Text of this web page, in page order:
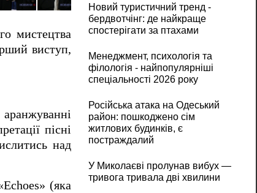
мистецтва
виступ,
пісні
над
(яка
Новий туристичний тренд -
бердвотчінг: де найкраще
спостерігати за птахами
Менеджмент, психологія та
філологія - найпопулярніші
спеціальності 2026 року
Російська атака на Одеський
район: пошкоджено сім
житлових будинків, є
постраждалий
У Миколаєві пролунав вибух —
тривога тривала дві хвилини